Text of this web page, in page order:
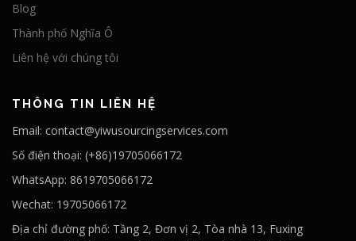
Blog
Thành phố Nghĩa Ô
Liên hệ với chúng tôi
THÔNG TIN LIÊN HỆ
Email: contact@yiwusourcingservices.com
Số điện thoại: (+86)19705066172
WhatsApp: 8619705066172
Wechat: 19705066172
Địa chỉ đường phố: Tầng 2, Đơn vị 2, Tòa nhà 13, Fuxing